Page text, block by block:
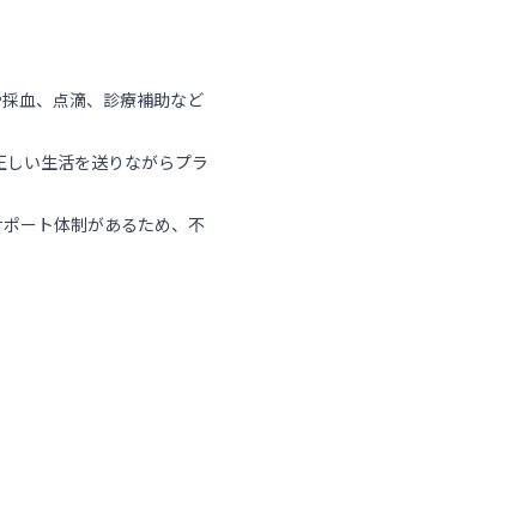
血、点滴、診療補助など
い生活を送りながらプラ
ート体制があるため、不